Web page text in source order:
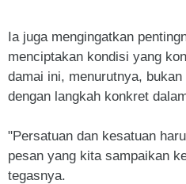
Ia juga mengingatkan
menciptakan kondisi yang
damai ini, menurutnya,
dengan langkah konkret
"Persatuan dan kesatuan
pesan yang kita sampaikan
tegasnya.